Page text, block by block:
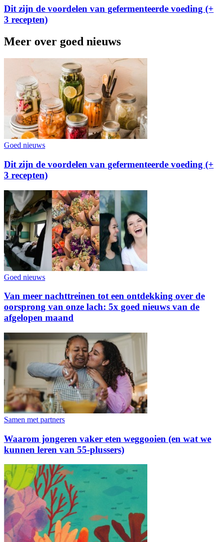
Dit zijn de voordelen van gefermenteerde voeding (+
3 recepten)
Meer over goed nieuws
Goed nieuws
Dit zijn de voordelen van gefermenteerde voeding (+
3 recepten)
Goed nieuws
Van meer nachttreinen tot een ontdekking over de
oorsprong van onze lach: 5x goed nieuws van de
afgelopen maand
Samen met partners
Waarom jongeren vaker eten weggooien (en wat we
kunnen leren van 55-plussers)